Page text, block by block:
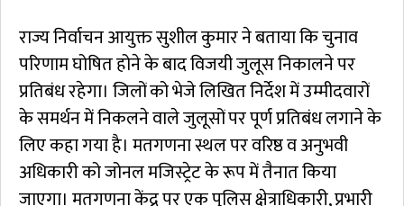
राज्य निर्वाचन आयुक्त सुशील कुमार ने बताया कि चुनाव
परिणाम घोषित होने के बाद विजयी जुलूस निकालने पर
प्रतिबंध रहेगा। जिलों को भेजे लिखित निर्देश में उम्मीदवारों
के समर्थन में निकलने वाले जुलूसों पर पूर्ण प्रतिबंध लगाने के
लिए कहा गया है। मतगणना स्थल पर वरिष्ठ व अनुभवी
अधिकारी को जोनल मजिस्ट्रेट के रूप में तैनात किया
जाएगा। मतगणना केंद्र पर एक पुलिस क्षेत्राधिकारी, प्रभारी